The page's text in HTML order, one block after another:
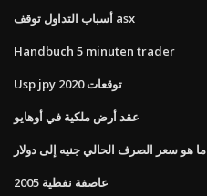
أسباب التداول توقف asx
Handbuch 5 minuten trader
Usp jpy توقعات 2020
عقد أرض ملكية في أوهايو
ما هو سعر الصرف الحالي جنيه إلى دولار
عاصفة نفطية 2005